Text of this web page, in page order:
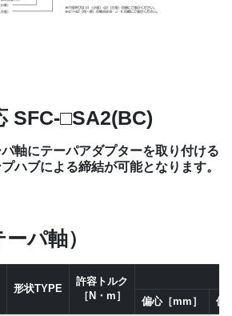
SFC-□SA2(BC)
軸にテーパアダプターを取り付ける
ハブによる締結が可能となります。
パ軸）
形状TYPE
許容トルク
［N・m］
偏心［mm］ 偏